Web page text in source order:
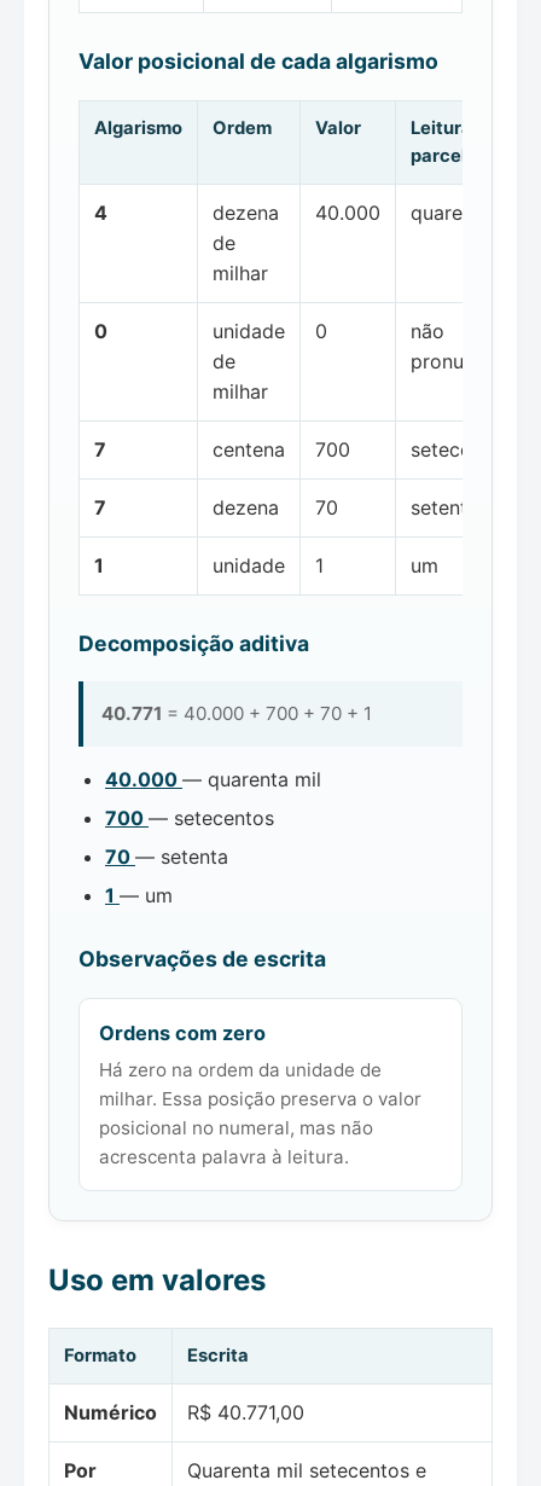
Valor posicional de cada algarismo
Algarismo Ordem Valor
Leitura da
parcela
4
dezena
de
milhar
40.000 quarenta mil
0
unidade
de
milhar
0
não
pronunciada
7 centena 700 setecentos
7 dezena 70 setenta
1 unidade 1 um
Decomposição aditiva
40.771 = 40.000 + 700 + 70 + 1
40.000 — quarenta mil
700 — setecentos
70 — setenta
1 — um
Observações de escrita
Ordens com zero
Há zero na ordem da unidade de
milhar. Essa posição preserva o valor
posicional no numeral, mas não
acrescenta palavra à leitura.
Uso em valores
Formato Escrita
Numérico R$ 40.771,00
Por
Quarenta mil setecentos e